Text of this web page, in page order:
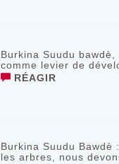
Burkina Suudu bawdè,
comme levier de
RÉAGIR
Burkina Suudu Bawdè
les arbres, nous